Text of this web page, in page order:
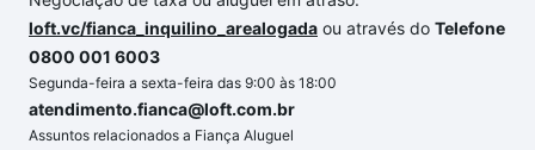
loft.vc/fianca_inquilino_arealogada ou através do Telefone
0800 001 6003
Segunda-feira a sexta-feira das 9:00 às 18:00
atendimento.fianca@loft.com.br
Assuntos relacionados a Fiança Aluguel